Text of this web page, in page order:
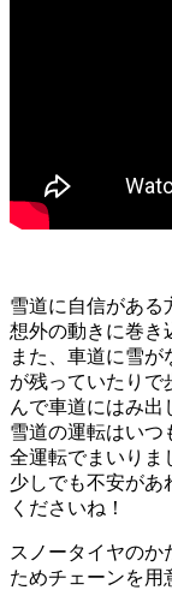
雪道に自信がある
想外の動きに巻き
また、車道に雪
が残っていたりで
んで車道にはみ出
雪道の運転はいつ
全運転でまいりま
少しでも不安があ
くださいね！
スノータイヤのか
ためチェーンを用